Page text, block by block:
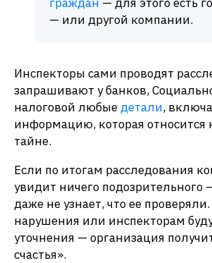
— или другой компании.
Инспекторы сами проводят
запрашивают у банков,
налоговой любыедетали,
информацию, которая относится
тайне.
Если по итогам расследования
увидит ничего подозрительного
даже не узнает, что ее
нарушения или инспекторам
уточнения — организация
счастья».